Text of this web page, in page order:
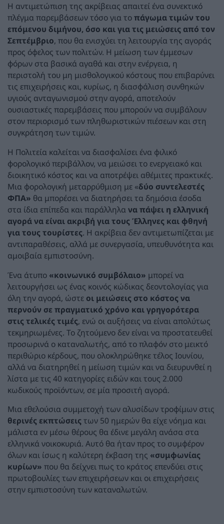
Η αντιμετώπιση της ακρίβειας απαιτεί ένα συνεκτικό
πλέγμα παρεμβάσεων τόσο για τοπάγωμα τιμών του
επόμενου διμήνου, όσο και για τις μειώσεις από τον
Σεπτέμβριο, που θα ενισχύει τη λειτουργία της αγοράς
προς όφελος των πολιτών. Η μείωση των έμμεσων
φόρων στα βασικά αγαθά και στην ενέργεια, η
περιστολή του μη μισθολογικού κόστους που επιβαρύνει
τις επιχειρήσεις και, κυρίως, η διασφάλιση συνθηκών
υγιούς ανταγωνισμού στην αγορά, αποτελούν
ουσιαστικές παρεμβάσεις που μπορούν να συμβάλουν
στον περιορισμό των πληθωριστικών πιέσεων και στη
συγκράτηση των τιμών.
Η Πολιτεία καλείται να διασφαλίσει ένα φιλικό
φορολογικό περιβάλλον, να μειώσει το ενεργειακό και
διοικητικό κόστος και να αποτρέψει αθέμιτες πρακτικές.
Μια φορολογική μεταρρύθμιση με «δύο συντελεστές
ΦΠΑ» θα μπορέσει να διατηρήσει τα δημόσια έσοδα
στα ίδια επίπεδα και παράλληλανα πάψει η ελληνική
αγορά να είναι ακριβή για τους Έλληνες και φθηνή
για τους τουρίστες. Η ακρίβεια δεν αντιμετωπίζεται με
αντιπαραθέσεις, αλλά με συνεργασία, υπευθυνότητα και
αμοιβαία εμπιστοσύνη.
Ένα άτυπο «κοινωνικό συμβόλαιο» μπορεί να
λειτουργήσει ως ένας κοινός κώδικας δεοντολογίας για
όλη την αγορά, ώστε οι μειώσεις στο κόστος να
περνούν σε πραγματικό χρόνο και γρηγορότερα
στις τελικές τιμές, ενώ οι αυξήσεις να είναι απολύτως
τεκμηριωμένες. Το ζητούμενο δεν είναι να προστατευθεί
προσωρινά ο καταναλωτής, από το πλαφόν στο μεικτό
περιθώριο κέρδους, που ολοκληρώθηκε τέλος Ιουνίου,
αλλά να διατηρηθεί η μείωση τιμών και να διευρυνθεί η
λίστα με τις 40 κατηγορίες ειδών και τους 2.000
κωδικούς προϊόντων, σε μία προσιτή αγορά.
Μια εθελούσια συμμετοχή των αλυσίδων τροφίμων στις
θερινές εκπτώσεις των 50 ημερών θα είχε νόημα και
μάλιστα εν μέσω θέρους θα έδινε μεγάλη ανάσα στα
ελληνικά νοικοκυριά. Αυτό θα ήταν προς το συμφέρον
όλων και ίσως η καλύτερη έκβαση της «συμφωνίας
κυρίων» που θα δείχνει πως το κράτος επενδύει στις
πρωτοβουλίες των επιχειρήσεων και οι επιχειρήσεις
στην εμπιστοσύνη των καταναλωτών.